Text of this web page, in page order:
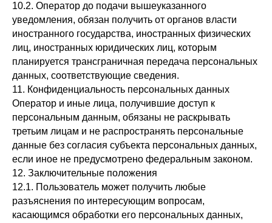
10.2. Оператор до подачи вышеуказанного
уведомления, обязан получить от органов власти
иностранного государства, иностранных физических
лиц, иностранных юридических лиц, которым
планируется трансграничная передача персональных
данных, соответствующие сведения.
11. Конфиденциальность персональных данных
Оператор и иные лица, получившие доступ к
персональным данным, обязаны не раскрывать
третьим лицам и не распространять персональные
данные без согласия субъекта персональных данных,
если иное не предусмотрено федеральным законом.
12. Заключительные положения
12.1. Пользователь может получить любые
разъяснения по интересующим вопросам,
касающимся обработки его персональных данных,